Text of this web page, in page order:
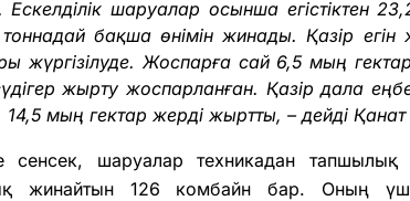
Ескелділік шаруалар осынша егістіктен
бақша өнімін жинады. Қазір егін
жүргізілуде. Жоспарға сай 6,5 мың
жырту жоспарланған. Қазір дала
14,5 мың гектар жерді жыртты, – дейді
сенсек, шаруалар техникадан тапшылық
жинайтын 126 комбайн бар. Оның